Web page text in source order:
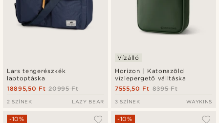
Lars tengerészkék
laptoptáska
20995 Ft
18895,50 Ft
2 SZÍNEK LAZY BEAR
Horizon | Katonazöld
vízlepergető válltáska
Vízálló
8395 Ft
7555,50 Ft
3 SZÍNEK WAYKINS
-10% -10%